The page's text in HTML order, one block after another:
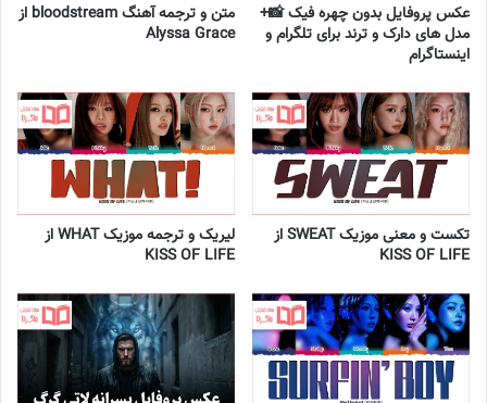
عکس پروفایل بدون چهره فیک 📸+
مدل های دارک و ترند برای تلگرام و
اینستاگرام
متن و ترجمه آهنگ bloodstream از
Alyssa Grace
تکست و معنی موزیک SWEAT از
KISS OF LIFE
لیریک و ترجمه موزیک WHAT از
KISS OF LIFE